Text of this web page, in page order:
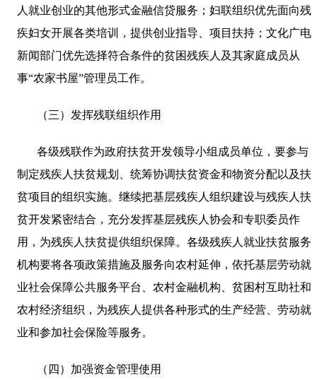
人就业创业的其他形式金融信贷服务；妇联组织优先面向残
疾妇女开展各类培训，提供创业指导、项目扶持；文化广电
新闻部门优先选择符合条件的贫困残疾人及其家庭成员从
事“农家书屋”管理员工作。
（三）发挥残联组织作用
各级残联作为政府扶贫开发领导小组成员单位，要参与
制定残疾人扶贫规划、统筹协调扶贫资金和物资分配以及扶
贫项目的组织实施。继续把基层残疾人组织建设与残疾人扶
贫开发紧密结合，充分发挥基层残疾人协会和专职委员作
用，为残疾人扶贫提供组织保障。各级残疾人就业扶贫服务
机构要将各项政策措施及服务向农村延伸，依托基层劳动就
业社会保障公共服务平台、农村金融机构、贫困村互助社和
农村经济组织，为残疾人提供各种形式的生产经营、劳动就
业和参加社会保险等服务。
（四）加强资金管理使用